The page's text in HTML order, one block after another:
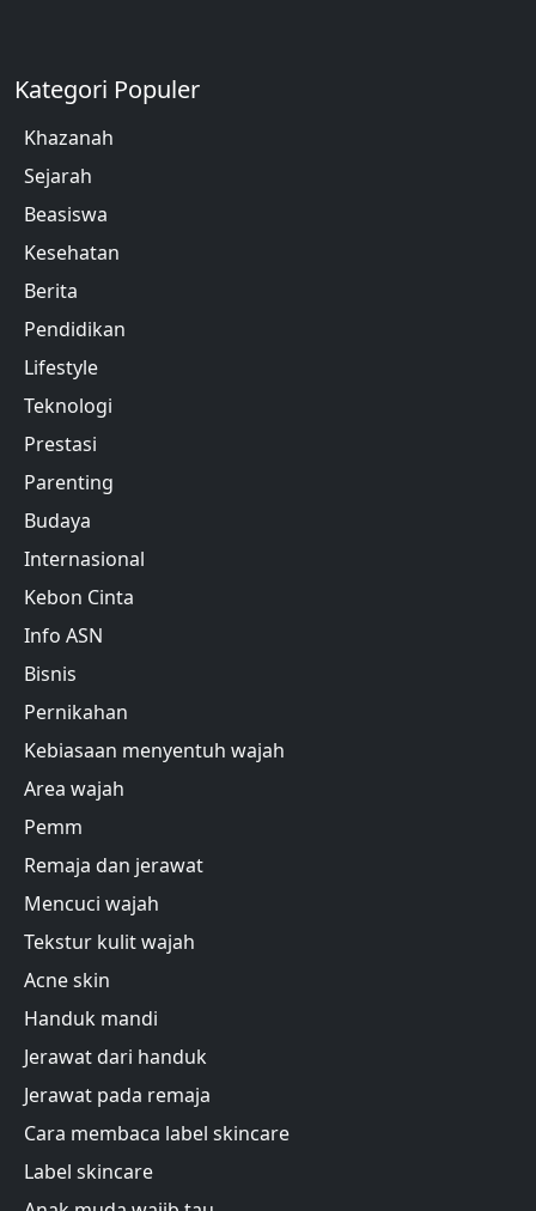
Kategori Populer
Khazanah
Sejarah
Beasiswa
Kesehatan
Berita
Pendidikan
Lifestyle
Teknologi
Prestasi
Parenting
Budaya
Internasional
Kebon Cinta
Info ASN
Bisnis
Pernikahan
Kebiasaan menyentuh wajah
Area wajah
Pemm
Remaja dan jerawat
Mencuci wajah
Tekstur kulit wajah
Acne skin
Handuk mandi
Jerawat dari handuk
Jerawat pada remaja
Cara membaca label skincare
Label skincare